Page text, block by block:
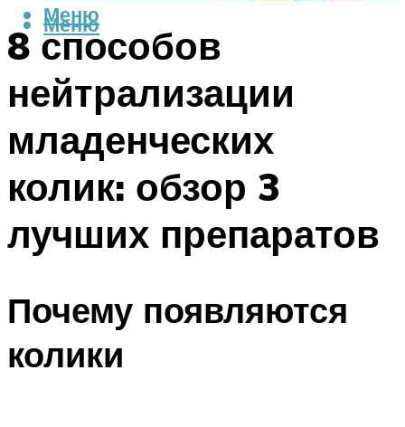
Меню
Меню
8 способов
нейтрализации
младенческих
колик: обзор 3
лучших препаратов
Почему появляются
колики